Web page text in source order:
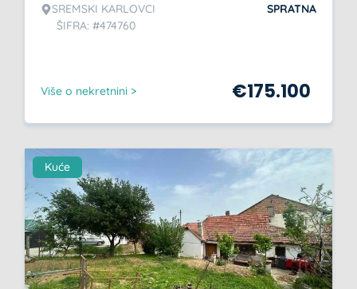
SREMSKI KARLOVCI
ŠIFRA: #474760
SPRATNA
Više o nekretnini > €175.100
Kuće